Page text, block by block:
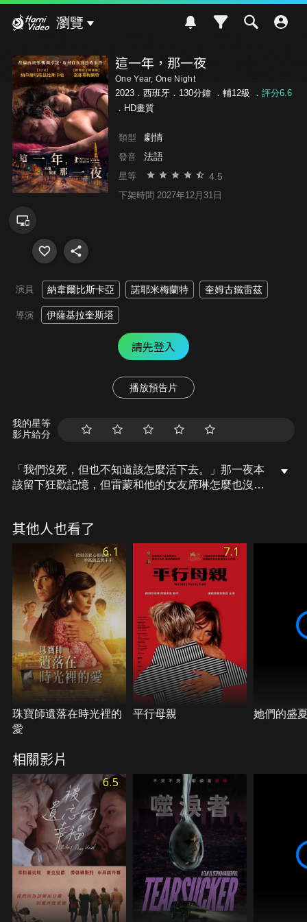
瀏覽
這一年，那一夜
One Year, One Night
2023．西班牙．130分鐘 ． 輔12級 ． 評分6.6
．HD畫質
類型 劇情
發音 法語
星等 4.5
下架時間 2027年12月31日
演員 納韋爾比斯卡亞 諾耶米梅蘭特 奎姆古鐵雷茲
導演 伊薩基拉奎斯塔
請先登入
播放預告片
我的星等
影片給分
「我們沒死，但也不知道該怎麼活下去。」那一夜本
該留下狂歡記憶，但雷蒙和他的女友席琳怎麼也沒想
日子任何一個聲響都讓能讓他們嚇成驚弓之鳥。究竟
創傷後的恐懼消沉能否療癒，雷蒙和席琳又該如何走
下去呢？
其他人也看了
6.1
珠寶師遺落在時光裡的
愛
7.1
平行母親 她們的盛
相關影片
6.5